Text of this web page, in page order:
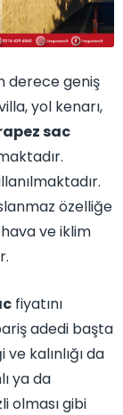
derece geniş
yol kenarı,
sac
özelliğe
ve iklim
fiyatını
adedi başta
kalınlığı da
ya da
olması gibi